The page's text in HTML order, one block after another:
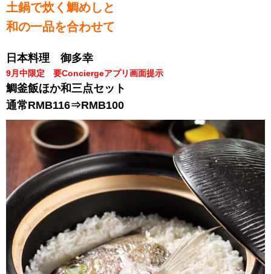
土鍋で炊く鯛めしと
和の一品を合わせて
日本料理 御多幸
9月中限定 要Conciergeアプリ画面提示
鯛釜飯ほか和三点セット
通常RMB116⇒RMB100